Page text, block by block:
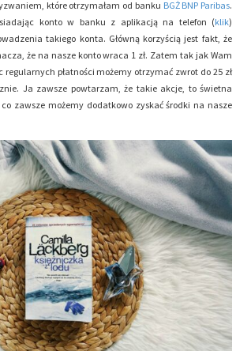
które otrzymałam od banku BGŻ BNP Paribas.
konto w banku z aplikacją na telefon (klik)
takiego konta. Główną korzyścią jest fakt, że
że na nasze konto wraca 1 zł. Zatem tak jak Wam
regularnych płatności możemy otrzymać zwrot do 25 zł
Ja zawsze powtarzam, że takie akcje, to świetna
zawsze możemy dodatkowo zyskać środki na nasze